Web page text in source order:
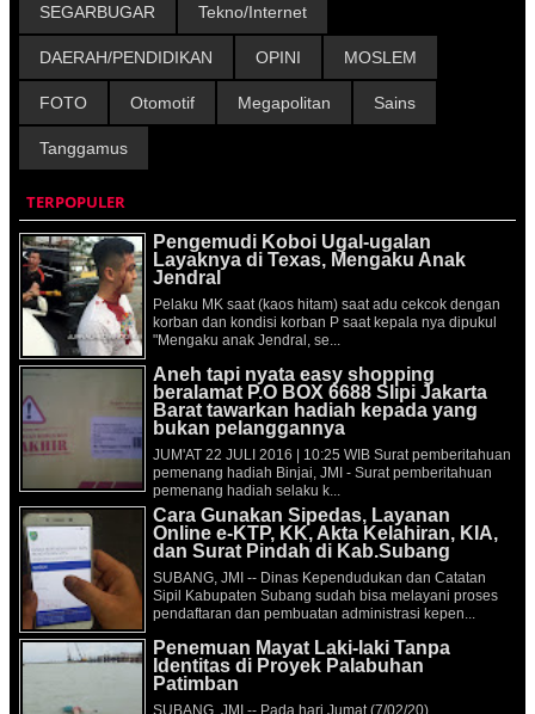
SEGARBUGAR Tekno/Internet
DAERAH/PENDIDIKAN OPINI MOSLEM
FOTO Otomotif Megapolitan Sains
Tanggamus
TERPOPULER
Pengemudi Koboi Ugal-ugalan
Layaknya di Texas, Mengaku Anak
Jendral
Pelaku MK saat (kaos hitam) saat adu cekcok dengan
korban dan kondisi korban P saat kepala nya dipukul
"Mengaku anak Jendral, se...
Aneh tapi nyata easy shopping
beralamat P.O BOX 6688 Slipi Jakarta
Barat tawarkan hadiah kepada yang
bukan pelanggannya
JUM'AT 22 JULI 2016 | 10:25 WIB Surat pemberitahuan
pemenang hadiah Binjai, JMI - Surat pemberitahuan
pemenang hadiah selaku k...
Cara Gunakan Sipedas, Layanan
Online e-KTP, KK, Akta Kelahiran, KIA,
dan Surat Pindah di Kab.Subang
SUBANG, JMI -- Dinas Kependudukan dan Catatan
Sipil Kabupaten Subang sudah bisa melayani proses
pendaftaran dan pembuatan administrasi kepen...
Penemuan Mayat Laki-laki Tanpa
Identitas di Proyek Palabuhan
Patimban
SUBANG, JMI -- Pada hari Jumat (7/02/20)